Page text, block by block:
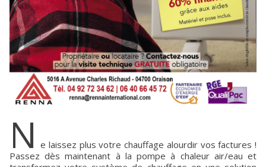
N e laissez plus votre chauffage alourdir vos factures !
Passez dès maintenant à la pompe à chaleur air/eau et